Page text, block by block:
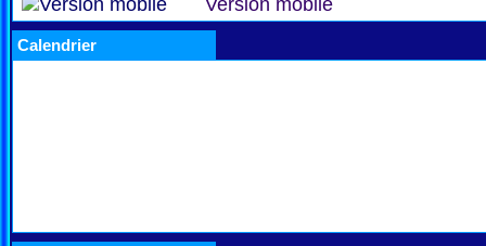
Version mobile
Calendrier